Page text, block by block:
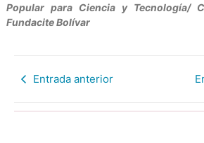
Popular para Ciencia y Tecnología/
Fundacite Bolívar
Entrada anterior